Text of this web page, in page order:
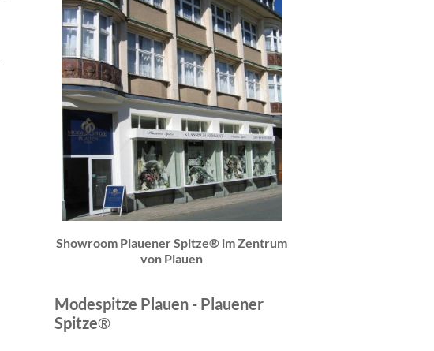
Showroom Plauener Spitze® im Zentrum
von Plauen
Modespitze Plauen - Plauener
Spitze®